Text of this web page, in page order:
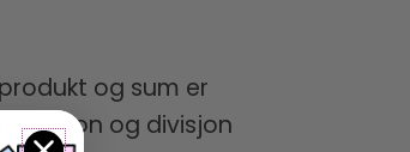
og sum er
og divisjon